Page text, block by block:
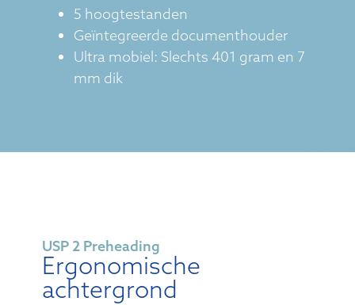
5 hoogtestanden
Geïntegreerde documenthouder
Ultra mobiel: Slechts 401 gram en 7
mm dik
USP 2 Preheading
Ergonomische
achtergrond